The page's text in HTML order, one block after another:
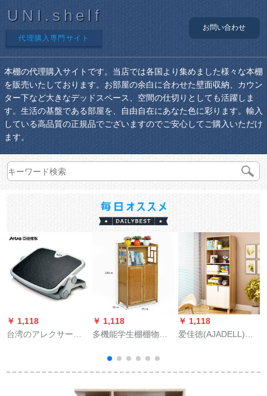
UNI.shelf
代理購入専門サイト
お問い合わせ
本棚の代理購入サイトです。当店では各国より集めました様々な本棚
を販売いたしております。お部屋の余白に合わせた壁面収納、カウン
ター下など大きなデッドスペース、空間の仕切りとしても活躍しま
す。生活の基盤である部屋を、自由自在にあなた色に彩ります。輸入
している高品質の正規品でございますのでご安心してご購入いただけ
ます。
￥ 1,118
台湾のアレクサー家
レー
￥ 1,118
多機能学生棚棚物置
付本箱70種0.6 m以下
の幅
￥ 1,118
爱佳徳(AJADELL)爱
【浅胡桃色】【木
足】